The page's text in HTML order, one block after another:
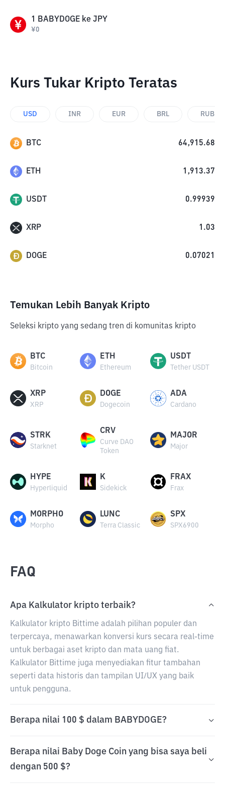
1 BABYDOGE ke JPY
¥0
Kurs Tukar Kripto Teratas
USD INR EUR BRL RUB
BTC 64,915.68
ETH 1,913.37
USDT 0.99939
XRP 1.03
DOGE 0.07021
Temukan Lebih Banyak Kripto
Seleksi kripto yang sedang tren di komunitas kripto
BTC
Bitcoin
ETH
Ethereum
USDT
Tether USDT
XRP
XRP
DOGE
Dogecoin
ADA
Cardano
STRK
Starknet
CRV
Curve DAO
Token
MAJOR
Major
HYPE
Hyperliquid
K
Sidekick
FRAX
Frax
MORPHO
Morpho
LUNC
Terra Classic
SPX
SPX6900
FAQ
Apa Kalkulator kripto terbaik?
Kalkulator kripto Bittime adalah pilihan populer dan
terpercaya, menawarkan konversi kurs secara real-time
untuk berbagai aset kripto dan mata uang fiat.
Kalkulator Bittime juga menyediakan fitur tambahan
seperti data historis dan tampilan UI/UX yang baik
untuk pengguna.
Berapa nilai 100 $ dalam BABYDOGE?
Berapa nilai Baby Doge Coin yang bisa saya beli
dengan 500 $?